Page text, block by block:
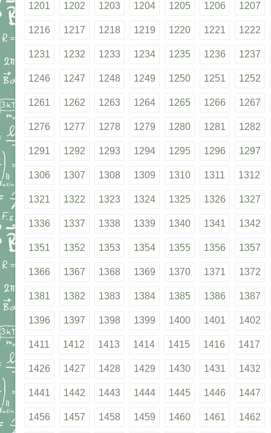
1201 1202 1203 1204 1205 1206 1207
1216 1217 1218 1219 1220 1221 1222
1231 1232 1233 1234 1235 1236 1237
1246 1247 1248 1249 1250 1251 1252
1261 1262 1263 1264 1265 1266 1267
1276 1277 1278 1279 1280 1281 1282
1291 1292 1293 1294 1295 1296 1297
1306 1307 1308 1309 1310 1311 1312
1321 1322 1323 1324 1325 1326 1327
1336 1337 1338 1339 1340 1341 1342
1351 1352 1353 1354 1355 1356 1357
1366 1367 1368 1369 1370 1371 1372
1381 1382 1383 1384 1385 1386 1387
1396 1397 1398 1399 1400 1401 1402
1411 1412 1413 1414 1415 1416 1417
1426 1427 1428 1429 1430 1431 1432
1441 1442 1443 1444 1445 1446 1447
1456 1457 1458 1459 1460 1461 1462